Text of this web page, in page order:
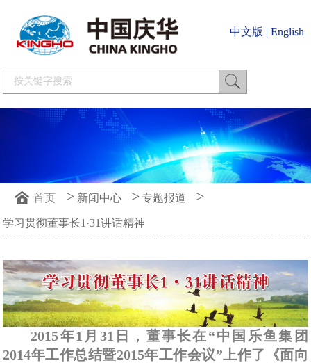
中文版 | English
首页 > 新闻中心 > 专题报道 >
学习贯彻董事长1·31讲话精神
2015年1月31日，董事长在“中国乐鱼集团
2014年工作总结暨2015年工作会议”上作了《面向